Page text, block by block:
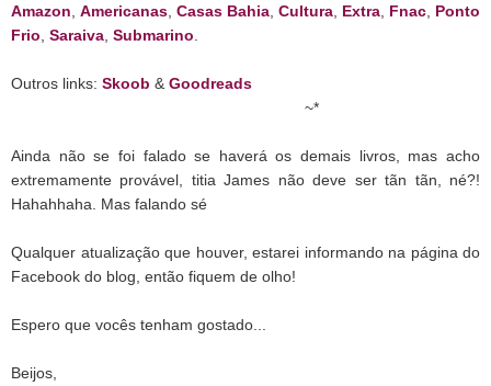
Amazon Americanas Casas Bahia Cultura Extra Fnac Ponto
Frio Saraiva Submarino
Outros links: Skoob & Goodreads
~*
Ainda não se foi falado se haverá os demais livros, mas acho
extremamente provável, titia James não deve ser tãn tãn, né?!
Hahahhaha. Mas falando sé
Qualquer atualização que houver, estarei informando na página do
Facebook do blog, então fiquem de olho!
Espero que vocês tenham gostado...
Beijos,